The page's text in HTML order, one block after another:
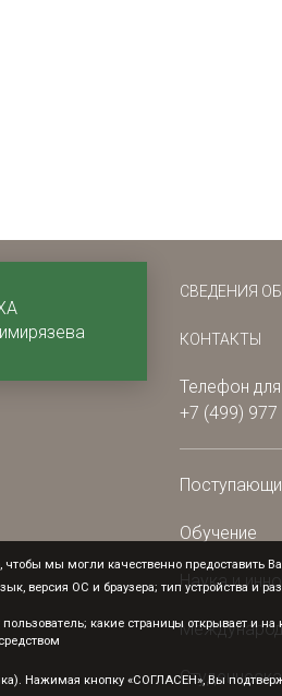
СВЕДЕНИЯ
КОНТАКТЫ
Телефон
+7 (499) 977
Обучение
Наука и
мы могли качественно предоставить
версия ОС и браузера; тип устройства и
какие страницы открывает и
Нажимая кнопку «СОГЛАСЕН», Вы